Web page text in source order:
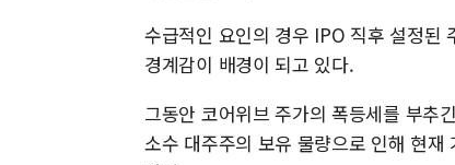
수급적인 요인의 경우 IPO 직후 설정된
경계감이 배경이 되고 있다.
그동안 코어위브 주가의 폭등세를 부추
소수 대주주의 보유 물량으로 인해 현